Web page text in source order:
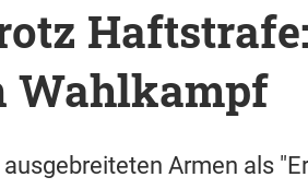
Wahlkampf
Armen als